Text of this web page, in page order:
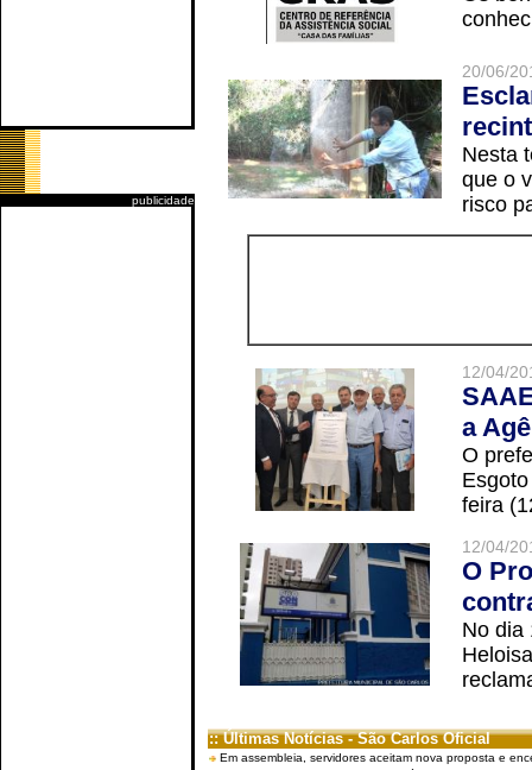
publicidade
20/06/
Nesta
que o
risco
12/04/
a
O
feira
12/04/
O
No dia
:: Últimas Notícias - São Carlos Oficial
Em assembleia, servidores aceitam nova proposta e